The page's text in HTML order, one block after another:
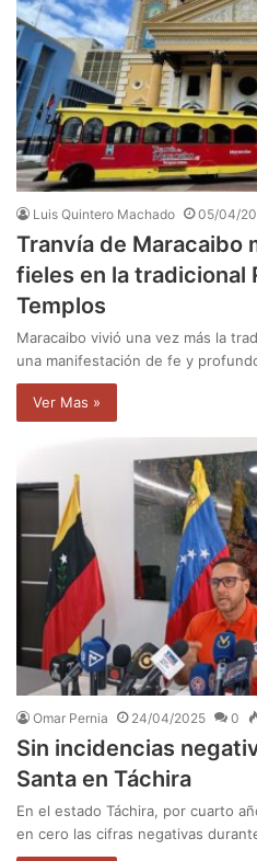
Luis Quintero Machado 05/04/
Tranvía de Maracaibo
fieles en la tradicional
Templos
Maracaibo vivió una vez más la
una manifestación de fe y
Ver Mas »
Omar Pernia 24/04/2025 0
Sin incidencias
Santa en Táchira
En el estado Táchira, por cuarto
en cero las cifras negativas